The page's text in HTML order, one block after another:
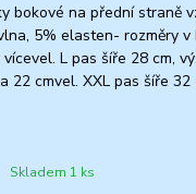
bokové na přední straně
5% elasten- rozměry v
L pas šíře 28 cm,
22 cmvel. XXL pas šíře 32
Skladem 1 ks